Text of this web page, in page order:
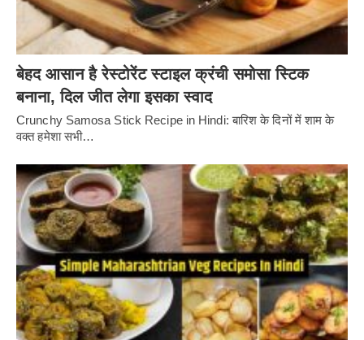
बेहद आसान है रेस्टोरेंट स्टाइल क्रंची समोसा स्टिक
बनाना, दिल जीत लेगा इसका स्वाद
Crunchy Samosa Stick Recipe in Hindi: बारिश के दिनों में शाम के
वक्त हमेशा सभी…